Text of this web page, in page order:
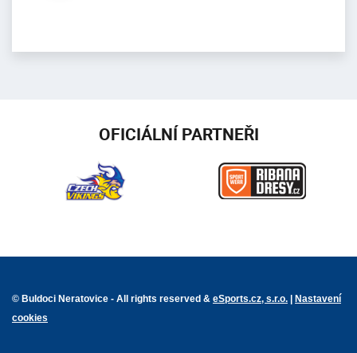
OFICIÁLNÍ PARTNEŘI
© Buldoci Neratovice - All rights reserved & eSports.cz, s.r.o.
Nastavení
cookies